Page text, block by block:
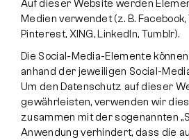
Auf dieser Website werden
Medien verwendet (z. B.
Pinterest, XING, LinkedIn, Tumblr).
Die Social-Media-Elemente
anhand der jeweiligen Social-
Um den Datenschutz auf dieser
gewährleisten, verwenden wir
zusammen mit der sogenannten
Anwendung verhindert, dass die